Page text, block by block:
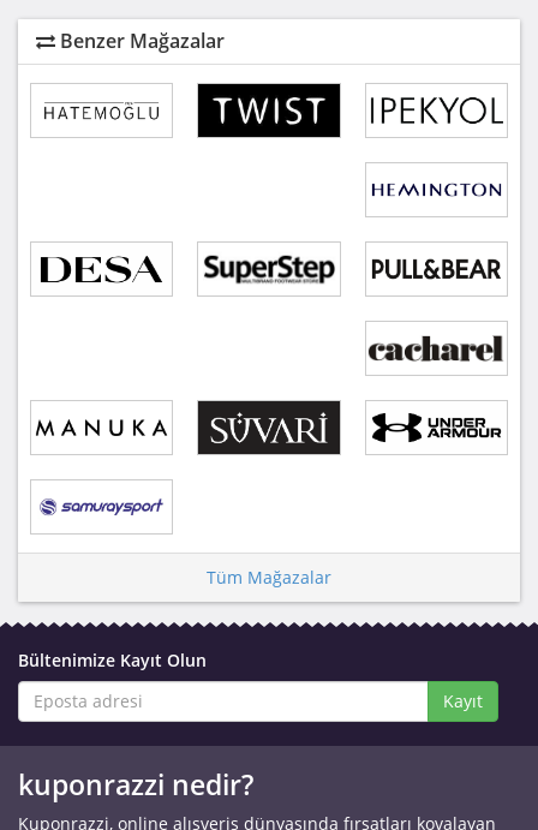
Benzer Mağazalar
Tüm Mağazalar
Bültenimize Kayıt Olun
Kayıt
kuponrazzi nedir?
Kuponrazzi, online alışveriş dünyasında fırsatları kovalayan